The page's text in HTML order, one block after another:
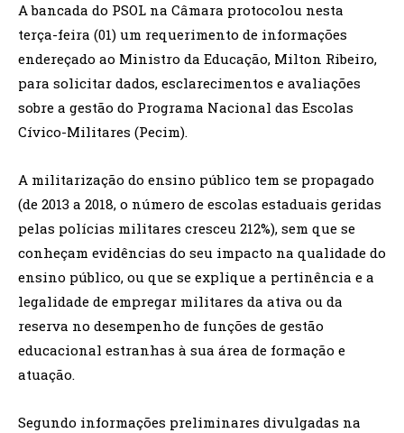
A bancada do PSOL na Câmara protocolou nesta
terça-feira (01) um requerimento de informações
endereçado ao Ministro da Educação, Milton Ribeiro,
para solicitar dados, esclarecimentos e avaliações
sobre a gestão do Programa Nacional das Escolas
Cívico-Militares (Pecim).
A militarização do ensino público tem se propagado
(de 2013 a 2018, o número de escolas estaduais geridas
pelas polícias militares cresceu 212%), sem que se
conheçam evidências do seu impacto na qualidade do
ensino público, ou que se explique a pertinência e a
legalidade de empregar militares da ativa ou da
reserva no desempenho de funções de gestão
educacional estranhas à sua área de formação e
atuação.
Segundo informações preliminares divulgadas na